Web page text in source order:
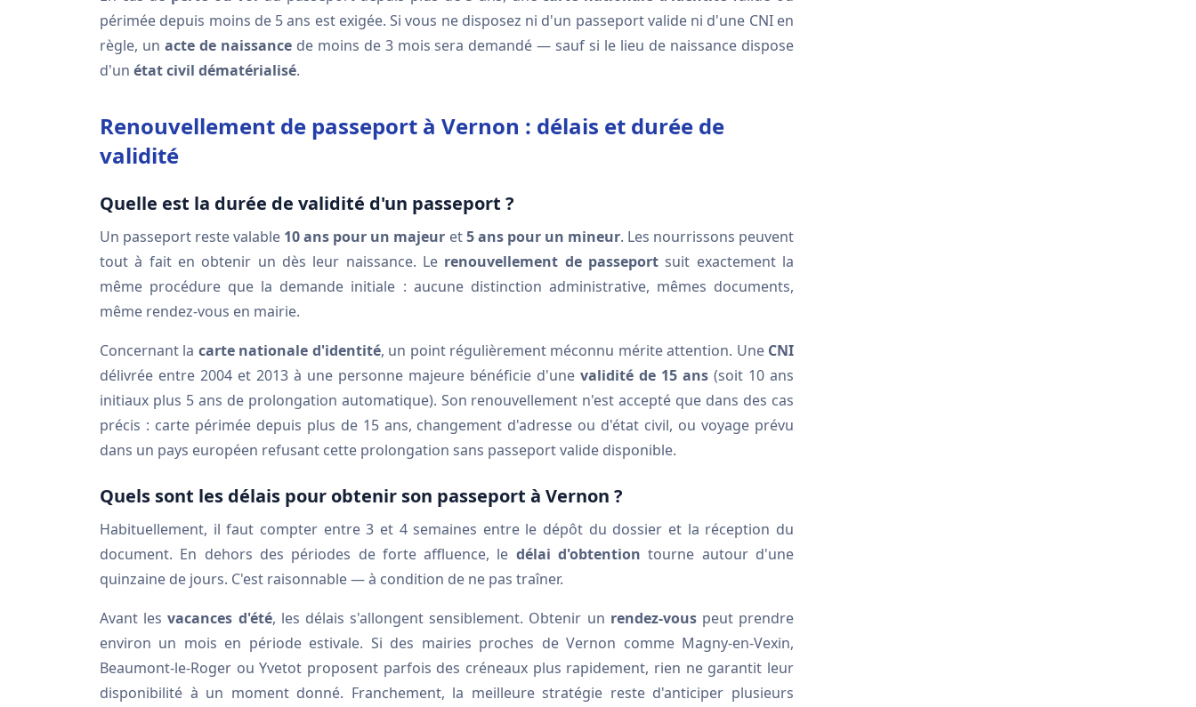
périmée depuis moins de 5 ans est exigée. Si vous ne disposez ni d'un passeport valide ni d'une CNI en
règle, un acte de naissancede moins de 3 mois sera demandé — sauf si le lieu de naissance dispose
d'un état civil dématérialisé.
Renouvellement de passeport à Vernon : délais et durée de
validité
Quelle est la durée de validité d'un passeport ?
Un passeport reste valable 10 ans pour un majeur et5 ans pour un mineur. Les nourrissons peuvent
tout à fait en obtenir un dès leur naissance. Le renouvellement de passeport suit exactement la
même procédure que la demande initiale : aucune distinction administrative, mêmes documents,
même rendez-vous en mairie.
Concernant la carte nationale d'identité, un point régulièrement méconnu mérite attention. Une CNI
délivrée entre 2004 et 2013 à une personne majeure bénéficie d'une validité de 15 ans (soit 10 ans
initiaux plus 5 ans de prolongation automatique). Son renouvellement n'est accepté que dans des cas
précis : carte périmée depuis plus de 15 ans, changement d'adresse ou d'état civil, ou voyage prévu
dans un pays européen refusant cette prolongation sans passeport valide disponible.
Quels sont les délais pour obtenir son passeport à Vernon ?
Habituellement, il faut compter entre 3 et 4 semaines entre le dépôt du dossier et la réception du
document. En dehors des périodes de forte affluence, le délai d'obtention tourne autour d'une
quinzaine de jours. C'est raisonnable — à condition de ne pas traîner.
Avant lesvacances d'été, les délais s'allongent sensiblement. Obtenir un rendez-vouspeut prendre
environ un mois en période estivale. Si des mairies proches de Vernon comme Magny-en-Vexin,
Beaumont-le-Roger ou Yvetot proposent parfois des créneaux plus rapidement, rien ne garantit leur
disponibilité à un moment donné. Franchement, la meilleure stratégie reste d'anticiper plusieurs